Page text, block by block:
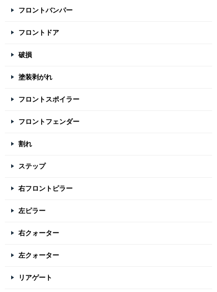
フロントバンパー
フロントドア
破損
塗装剥がれ
フロントスポイラー
フロントフェンダー
割れ
ステップ
右フロントピラー
左ピラー
右クォーター
左クォーター
リアゲート